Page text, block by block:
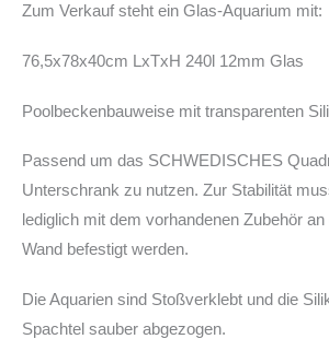
31555)
Zum Verkauf steht ein Glas-Aquarium mit:
76,5x78x40cm LxTxH 240l 12mm Glas
Poolbeckenbauweise mit transparenten
Passend um das SCHWEDISCHES
Unterschrank zu nutzen. Zur Stabilität
lediglich mit dem vorhandenen Zubehör
Wand befestigt werden.
Die Aquarien sind Stoßverklebt und die
Spachtel sauber abgezogen.